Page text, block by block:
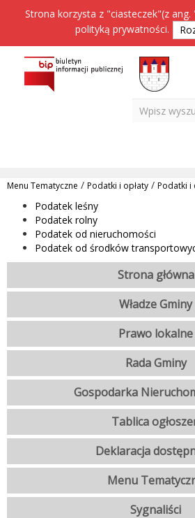
Strona korzysta z "ciasteczek"(z
polityką prywatności.
Menu Tematyczne / Podatki i opłaty / Podatki i
Podatek leśny
Podatek rolny
Podatek od nieruchomości
Podatek od środków
Strona główna
Władze Gminy
Prawo lokalne
Rada Gminy
Gospodarka
Tablica
Deklaracja
Menu
Sygnaliści